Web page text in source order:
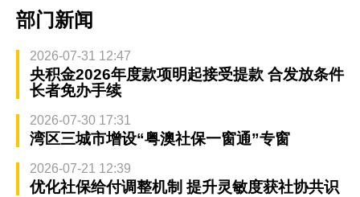
部门新闻
2026-07-31 12:47
央积金2026年度款项明起接受提款 合发放条件
长者免办手续
2026-07-30 17:31
湾区三城市增设“粤澳社保一窗通”专窗
2026-07-21 12:39
优化社保给付调整机制 提升灵敏度获社协共识